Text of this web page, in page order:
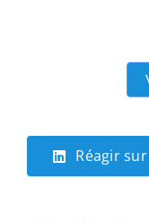
Réagir